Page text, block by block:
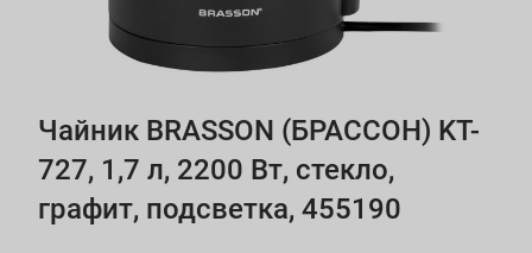
Чайник BRASSON (БРАССОН) KT-
727, 1,7 л, 2200 Вт, стекло,
графит, подсветка, 455190